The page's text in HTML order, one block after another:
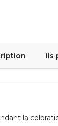
Ils
la